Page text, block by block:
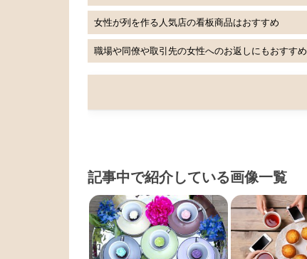
女性が列を作る人気店の看板商品はおすすめ
職場や同僚や取引先の女性へのお返しにもおすすめ
記事中で紹介している画像一覧